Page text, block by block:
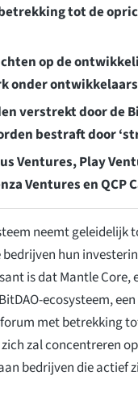
tot de
op de
onder ontwikkelaars
verstrekt door de
bestraft door
Ventures, Play
Ventures en
neemt geleidelijk
hun
is dat Mantle Core,
ecosysteem,
met betrekking
zal concentreren
bedrijven die actief